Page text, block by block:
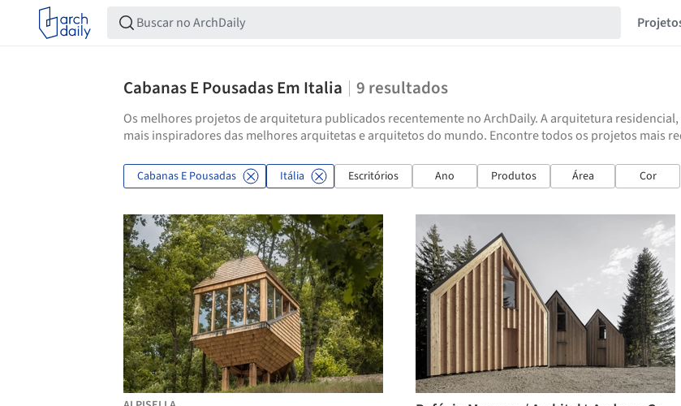
Cabanas E Pousadas Em Italia 9 resultados
Os melhores projetos de arquitetura publicados recentemente no ArchDaily. A arquitetura
mais inspiradores das melhores arquitetas e arquitetos do mundo. Encontre todos os projetos mais
Cabanas E Pousadas Itália Escritórios Ano Produtos Área Cor